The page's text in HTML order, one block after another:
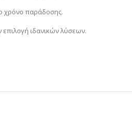
χρόνο παράδοσης.
επιλογή ιδανικών λύσεων.